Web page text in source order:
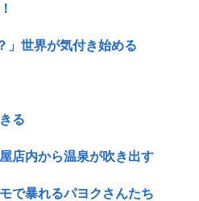
」世界が気付き始める
る
店内から温泉が吹き出す
で暴れるパヨクさんたち